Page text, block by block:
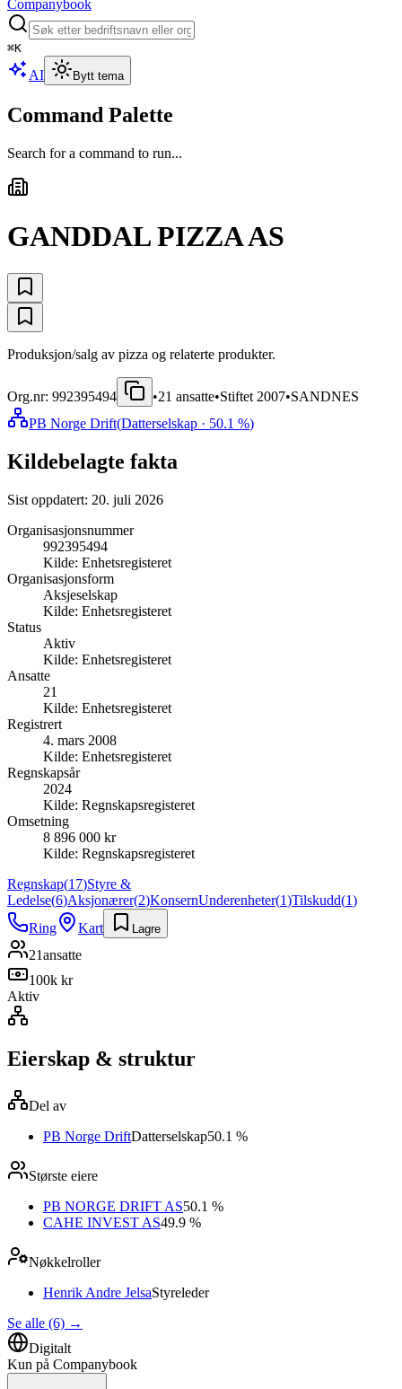
Companybook
⌘K
AI Bytt tema
Command Palette
Search for a command to run...
GANDDAL PIZZA AS
Produksjon/salg av pizza og relaterte produkter.
Org.nr: 992395494 •21 ansatte•Stiftet 2007•SANDNES
PB Norge Drift(Datterselskap · 50.1 %)
Kildebelagte fakta
Sist oppdatert: 20. juli 2026
Organisasjonsnummer
992395494
Kilde: Enhetsregisteret
Organisasjonsform
Aksjeselskap
Kilde: Enhetsregisteret
Status
Aktiv
Kilde: Enhetsregisteret
Ansatte
21
Kilde: Enhetsregisteret
Registrert
4. mars 2008
Kilde: Enhetsregisteret
Regnskapsår
2024
Kilde: Regnskapsregisteret
Omsetning
8 896 000 kr
Kilde: Regnskapsregisteret
Regnskap(17)Styre &
Ledelse(6)Aksjonærer(2)KonsernUnderenheter(1)Tilskudd(1)
Ring
Kart Lagre
21ansatte
100k kr
Aktiv
Eierskap & struktur
Del av
PB Norge DriftDatterselskap50.1 %
Største eiere
PB NORGE DRIFT AS50.1 %
CAHE INVEST AS49.9 %
Nøkkelroller
Henrik Andre JelsaStyreleder
Se alle (6) →
Digitalt
Kun på Companybook